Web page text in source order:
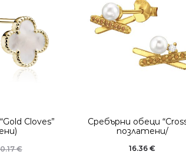
Cloves”
€
Сребърни обеци
позлатени/
16.36€